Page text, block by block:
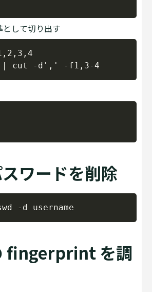
して切り出す
ワードを削除
fingerprint を調